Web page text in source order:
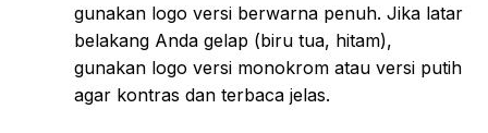
gunakan logo versi berwarna penuh. Jika latar
belakang Anda gelap (biru tua, hitam),
gunakan logo versi monokrom atau versi putih
agar kontras dan terbaca jelas.